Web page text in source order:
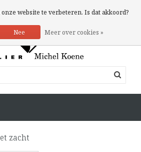
0 Artikelen
zacht
website te verbeteren. Is dat akkoord?
Nee Meer over cookies »